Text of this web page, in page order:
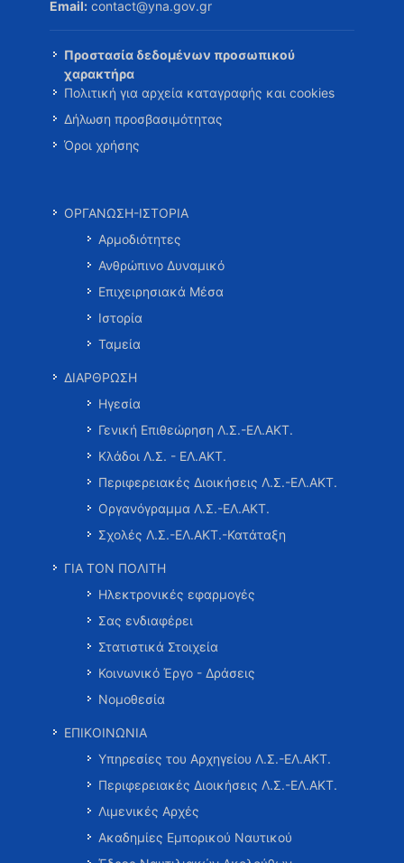
Email: contact@yna.gov.gr
Προστασία δεδομένων προσωπικού
χαρακτήρα
Πολιτική για αρχεία καταγραφής και cookies
Δήλωση προσβασιμότητας
Όροι χρήσης
ΟΡΓΑΝΩΣΗ-ΙΣΤΟΡΙΑ
Αρμοδιότητες
Ανθρώπινο Δυναμικό
Επιχειρησιακά Μέσα
Ιστορία
Ταμεία
ΔΙΑΡΘΡΩΣΗ
Ηγεσία
Γενική Επιθεώρηση Λ.Σ.-ΕΛ.ΑΚΤ.
Κλάδοι Λ.Σ. - ΕΛ.ΑΚΤ.
Περιφερειακές Διοικήσεις Λ.Σ.-ΕΛ.ΑΚΤ.
Οργανόγραμμα Λ.Σ.-ΕΛ.ΑΚΤ.
Σχολές Λ.Σ.-ΕΛ.ΑΚΤ.-Κατάταξη
ΓΙΑ ΤΟΝ ΠΟΛΙΤΗ
Ηλεκτρονικές εφαρμογές
Σας ενδιαφέρει
Στατιστικά Στοιχεία
Κοινωνικό Έργο - Δράσεις
Νομοθεσία
ΕΠΙΚΟΙΝΩΝΙΑ
Υπηρεσίες του Αρχηγείου Λ.Σ.-ΕΛ.ΑΚΤ.
Περιφερειακές Διοικήσεις Λ.Σ.-ΕΛ.ΑΚΤ.
Λιμενικές Αρχές
Ακαδημίες Εμπορικού Ναυτικού